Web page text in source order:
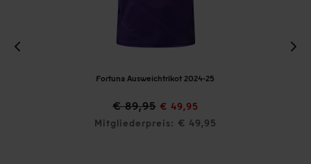
Fortuna Ausweichtrikot 2024-25
€ 89,95 € 49,95
Mitgliederpreis: € 49,95